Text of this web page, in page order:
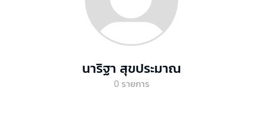
นาริฐา สุขประมาณ
0 รายการ